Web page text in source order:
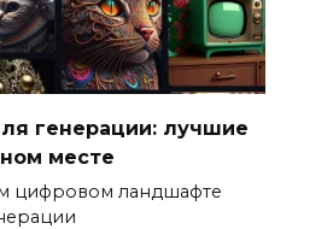
генерации: лучшие
месте
цифровом ландшафте